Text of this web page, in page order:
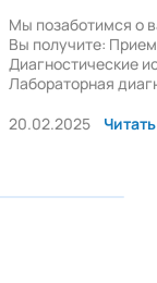
При покупке
вы сможете
консультациями и
Первую клинику